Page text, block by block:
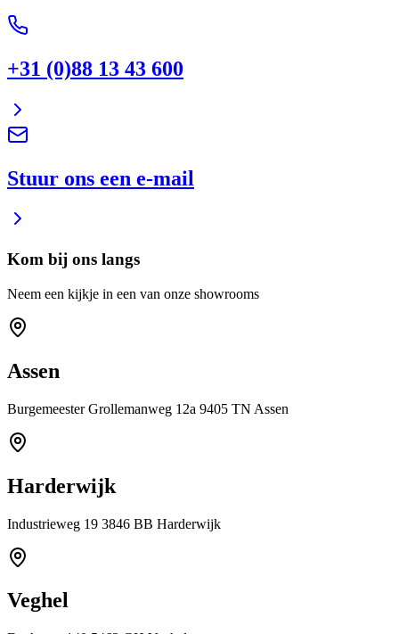
+31 (0)88 13 43 600
Stuur ons een e-mail
Kom bij ons langs
Neem een kijkje in een van onze showrooms
Assen
Burgemeester Grollemanweg 12a 9405 TN Assen
Harderwijk
Industrieweg 19 3846 BB Harderwijk
Veghel